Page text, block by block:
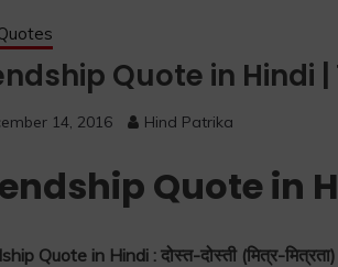
Quote in Hindi
14, 2016 Hind Patrika
Quote in
Quote in Hindi : दोस्त-दोस्ती (मित्र-मित्रता)